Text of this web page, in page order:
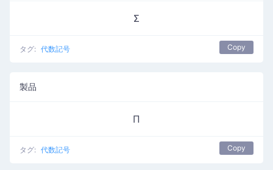
Σ
タグ: 代数記号 Copy
製品
Π
タグ: 代数記号 Copy